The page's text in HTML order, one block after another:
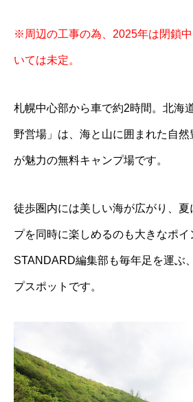
※周辺の工事の為、2025年は閉鎖
いては未定。
札幌中心部から車で約2時間。北海
野営場」は、海と山に囲まれた自
が魅力の無料キャンプ場です。
徒歩圏内には美しい海が広がり、
プを同時に楽しめるのも大きなポイ
STANDARD編集部も毎年足を運ぶ
プスポットです。